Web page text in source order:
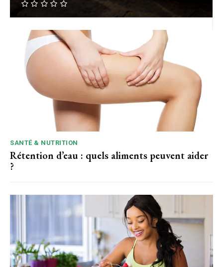
SANTÉ & NUTRITION
Rétention d’eau : quels aliments peuvent aider
?